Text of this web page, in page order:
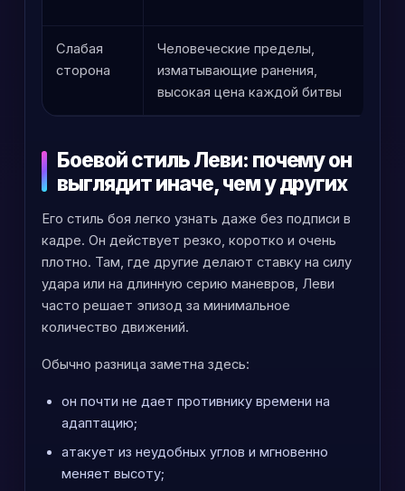
Слабая
сторона
Человеческие пределы,
изматывающие ранения,
высокая цена каждой битвы
Боевой стиль Леви: почему он
выглядит иначе, чем у других
Его стиль боя легко узнать даже без подписи в
кадре. Он действует резко, коротко и очень
плотно. Там, где другие делают ставку на силу
удара или на длинную серию маневров, Леви
часто решает эпизод за минимальное
количество движений.
Обычно разница заметна здесь:
он почти не дает противнику времени на
адаптацию;
атакует из неудобных углов и мгновенно
меняет высоту;